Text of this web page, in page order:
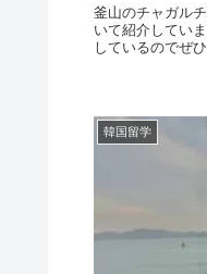
釜山のチャガル
いて紹介してい
しているのでぜ
韓国留学